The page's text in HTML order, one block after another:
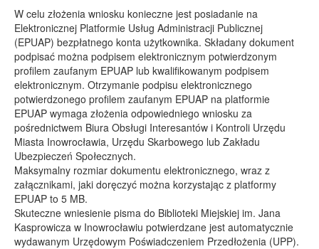
W celu złożenia wniosku konieczne jest posiadanie na
Elektronicznej Platformie Usług Administracji Publicznej
(EPUAP) bezpłatnego konta użytkownika. Składany dokument
podpisać można podpisem elektronicznym potwierdzonym
profilem zaufanym EPUAP lub kwalifikowanym podpisem
elektronicznym. Otrzymanie podpisu elektronicznego
potwierdzonego profilem zaufanym EPUAP na platformie
EPUAP wymaga złożenia odpowiedniego wniosku za
pośrednictwem Biura Obsługi Interesantów i Kontroli Urzędu
Miasta Inowrocławia, Urzędu Skarbowego lub Zakładu
Ubezpieczeń Społecznych.
Maksymalny rozmiar dokumentu elektronicznego, wraz z
załącznikami, jaki doręczyć można korzystając z platformy
EPUAP to 5 MB.
Skuteczne wniesienie pisma do Biblioteki Miejskiej im. Jana
Kasprowicza w Inowrocławiu potwierdzane jest automatycznie
wydawanym Urzędowym Poświadczeniem Przedłożenia (UPP).